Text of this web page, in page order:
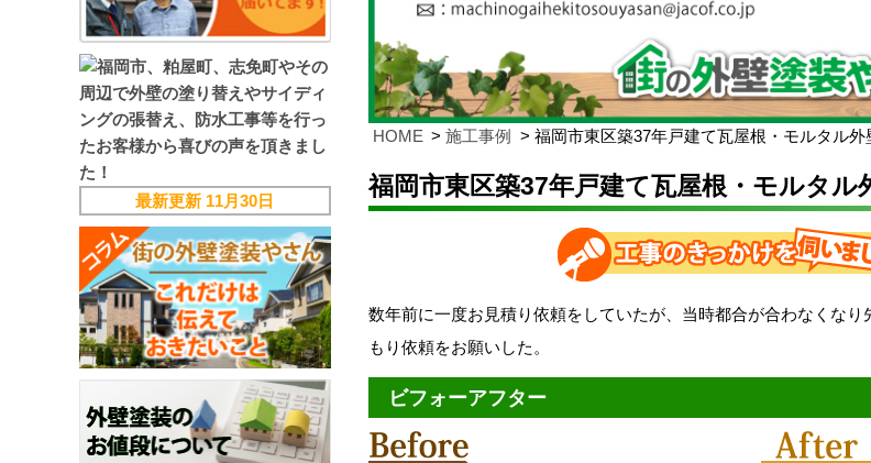
HOME 施工事例 福岡市東区築37年戸建て瓦屋根・モルタル外
福岡市東区築37年戸建て瓦屋根・モルタル
数年前に一度お見積り依頼をしていたが、当時都合が合わなくな
もり依頼をお願いした。
ビフォーアフター
最新更新 11月30日